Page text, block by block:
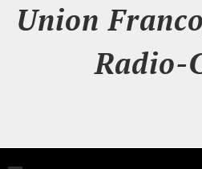
Union
Radio-